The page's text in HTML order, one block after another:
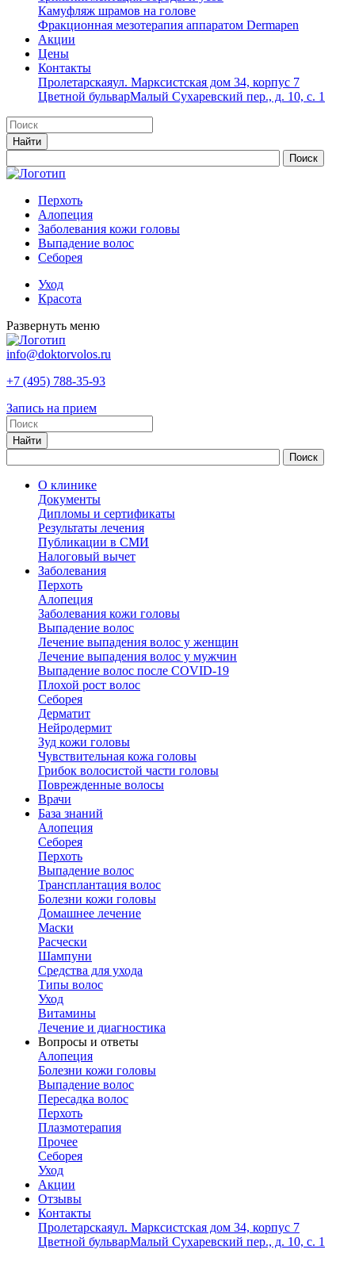
Камуфляж шрамов на голове
Фракционная мезотерапия аппаратом Dermapen
Акции
Цены
Контакты
Пролетарскаяул. Марксистская дом 34, корпус 7
Цветной бульварМалый Сухаревский пер., д. 10, с. 1
Перхоть
Алопеция
Заболевания кожи головы
Выпадение волос
Cеборея
Уход
Красота
Развернуть меню
info@doktorvolos.ru
+7 (495) 788-35-93
Запись на прием
О клинике
Документы
Дипломы и сертификаты
Результаты лечения
Публикации в СМИ
Налоговый вычет
Заболевания
Перхоть
Алопеция
Заболевания кожи головы
Выпадение волос
Лечение выпадения волос у женщин
Лечение выпадения волос у мужчин
Выпадение волос после COVID-19
Плохой рост волос
Cеборея
Дерматит
Нейродермит
Зуд кожи головы
Чувствительная кожа головы
Грибок волосистой части головы
Поврежденные волосы
Врачи
База знаний
Алопеция
Себорея
Перхоть
Выпадение волос
Трансплантация волос
Болезни кожи головы
Домашнее лечение
Маски
Расчески
Шампуни
Средства для ухода
Типы волос
Уход
Витамины
Лечение и диагностика
Вопросы и ответы
Алопеция
Болезни кожи головы
Выпадение волос
Пересадка волос
Перхоть
Плазмотерапия
Прочее
Себорея
Уход
Акции
Отзывы
Контакты
Пролетарскаяул. Марксистская дом 34, корпус 7
Цветной бульварМалый Сухаревский пер., д. 10, с. 1